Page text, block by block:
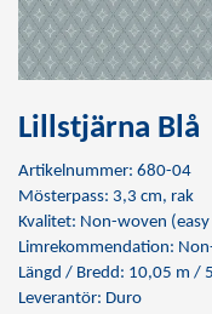
Lillstjärna Blå
Artikelnummer: 680-04
Mösterpass: 3,3 cm, rak
Kvalitet: Non-woven
Limrekommendation:
Längd / Bredd: 10,05 m /
Leverantör: Duro